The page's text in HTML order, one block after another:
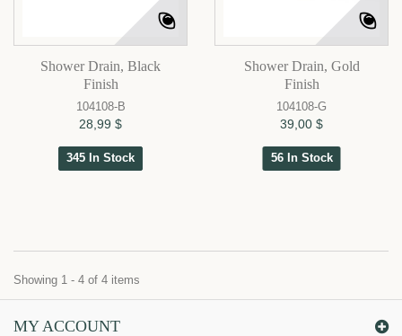
Shower Drain, Black
Finish
104108-B
28,99 $
345 In Stock
Shower Drain, Gold
Finish
104108-G
39,00 $
56 In Stock
Showing 1 - 4 of 4 items
MY ACCOUNT